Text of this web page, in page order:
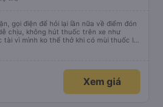
gọi điện để hỏi lại lần nữa về điểm đón
chịu, không hút thuốc trên xe như
vì mình ko thể thở khi có mùi thuốc lá.
khi cần. Sạch sẽ lắm, kính xe sạch và
của dãy sát kính có hơi nhỏ hơn 1 xíu.
được. Mong nhà xe đầu tư cho wifi
vụ, đội ngũ tổng cộng 3 người, và họ
Xem giá